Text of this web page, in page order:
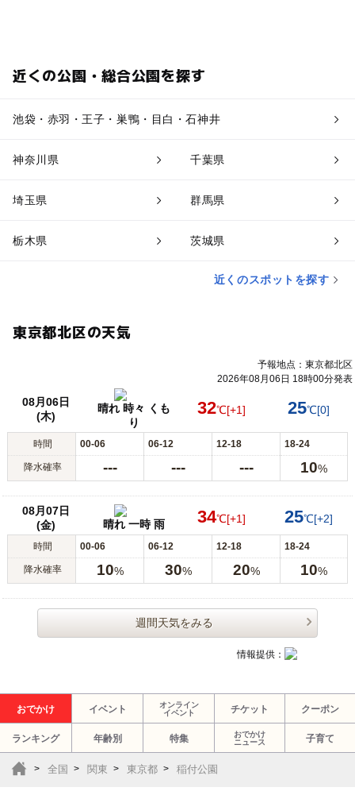
近くの公園・総合公園を探す
池袋・赤羽・王子・巣鴨・目白・石神井
神奈川県 千葉県
埼玉県 群馬県
栃木県 茨城県
近くのスポットを探す
東京都北区の天気
予報地点：東京都北区
2026年08月06日 18時00分発表
08月06日
(木)
晴れ 時々 くも
り
32℃[+1] 25℃[0]
時間 00-06 06-12 12-18 18-24
降水確率 --- --- --- 10%
08月07日
(金)
晴れ 一時 雨 34℃[+1] 25℃[+2]
時間 00-06 06-12 12-18 18-24
降水確率 10% 30% 20% 10%
週間天気をみる
情報提供：
おでかけ イベント
オンライン
イベント
チケット クーポン
ランキング 年齢別 特集
おでかけ
ニュース
子育て
全国 関東 東京都 稲付公園